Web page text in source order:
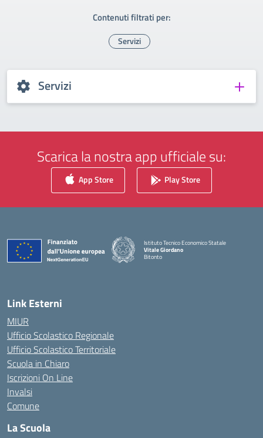
Contenuti filtrati per:
Servizi
Servizi
Scarica la nostra app ufficiale su:
App Store Play Store
Istituto Tecnico Economico Statale
Vitale Giordano
Bitonto
Link Esterni
MIUR
Ufficio Scolastico Regionale
Ufficio Scolastico Territoriale
Scuola in Chiaro
Iscrizioni On Line
Invalsi
Comune
La Scuola